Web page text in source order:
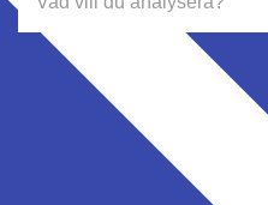
Hem| TPO antikroppar
TPO
TPO antikroppar (TPO ak),